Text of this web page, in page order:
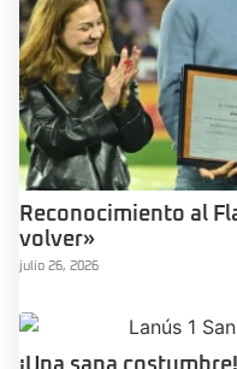
Reconocimiento al
volver»
julio 26, 2026